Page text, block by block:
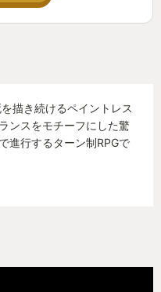
だ。
名前の戦闘曲がある
りまして。
から、曲が流れる5分
。
描き続けるペイントレス
ンスをモチーフにした驚
進行するターン制RPGで